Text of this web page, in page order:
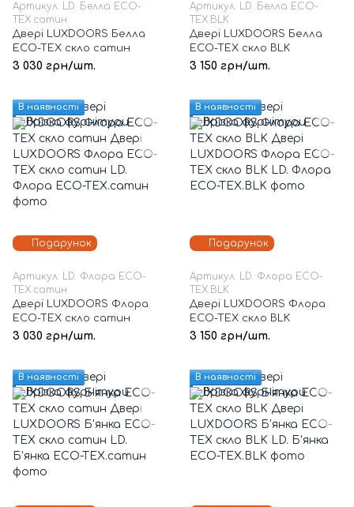
Артикул: LD. Белла ECO-
TEX.сатин
Двері LUXDOORS Белла
ECO-TEX скло сатин
3 030 грн/шт.
Артикул: LD. Белла ECO-
TEX.BLK
Двері LUXDOORS Белла
ECO-TEX скло BLK
3 150 грн/шт.
Подарунок
В наявності
Артикул: LD. Флора ECO-
TEX.сатин
Двері LUXDOORS Флора
ECO-TEX скло сатин
3 030 грн/шт.
Подарунок
В наявності
Артикул: LD. Флора ECO-
TEX.BLK
Двері LUXDOORS Флора
ECO-TEX скло BLK
3 150 грн/шт.
В наявності В наявності